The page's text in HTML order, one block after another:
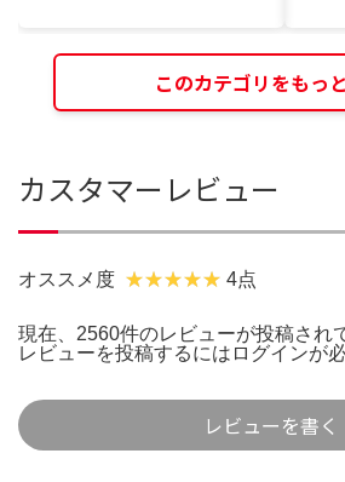
このカテゴリをもっ
カスタマーレビュー
オススメ度 4点
現在、2560件のレビューが投稿され
レビューを投稿するには ログインが
レビューを書く